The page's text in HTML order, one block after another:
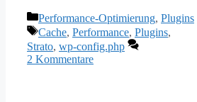
Kategorien
Performance-Optimierung, Plugins
Schlagwörter
Cache, Performance, Plugins,
Strato, wp-config.php
2 Kommentare